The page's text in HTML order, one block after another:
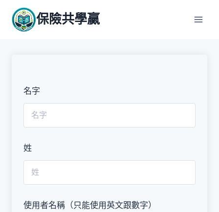
content
保險共學贏
名字
姓
使用者名稱（只能使用英文跟數字）